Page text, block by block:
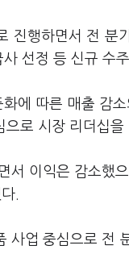
진행하면서 전
선정 등 신규 수주
에 따른 매출 감
로 시장 리더십을
서 이익은 감소했
.
사업 중심으로 전